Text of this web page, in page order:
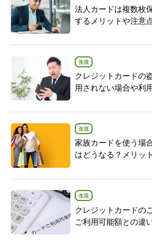
法人カードは複数枚
するメリットや注意
生活
クレジットカードの
用されない場合や利
生活
家族カードを使う場
はどうなる？メリッ
生活
クレジットカードの
ご利用可能額との違